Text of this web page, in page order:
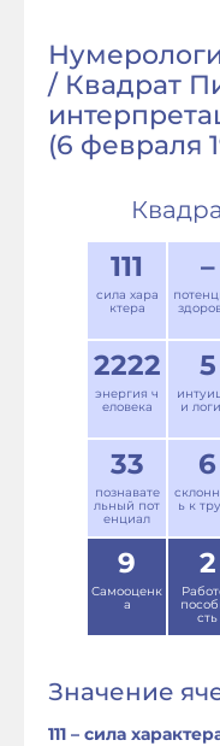
/ Квадрат
(6 февраля
111
сила хара
ктера
–
2222
энергия ч
еловека
5
и
33
познавате
льный пот
енциал
6
ь к
9
Самооценк
а
2
сть
Значение
111 – сила